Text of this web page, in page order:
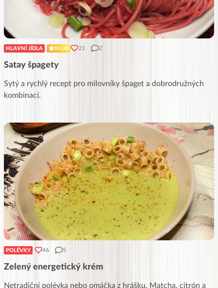
HLAVNÍ JÍDLA KLUB 21 2
Satay špagety
Sytý a rychlý recept pro milovníky špaget a dobrodružných
kombinací.
POLÉVKY 46 5
Zelený energetický krém
Netradiční polévka nebo omáčka z hrášku. Matcha, citrón a